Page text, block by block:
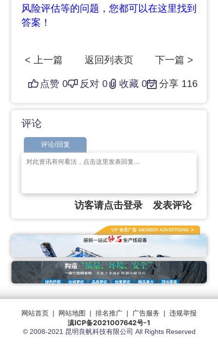
风险评估等的问题，您都可以在这里找到
答案！
< 上一篇 返回列表页 下一篇 >
点赞0 反对 0 收藏0 分享 116
评论
评论/回复
访客请点击登录 发表评论
网站首页 | 网站地图 | 排名推广 | 广告服务 | 违规举报
滇ICP备2021007642号-1
© 2008-2021 昆明良帆科技有限公司 All Rights Reserved